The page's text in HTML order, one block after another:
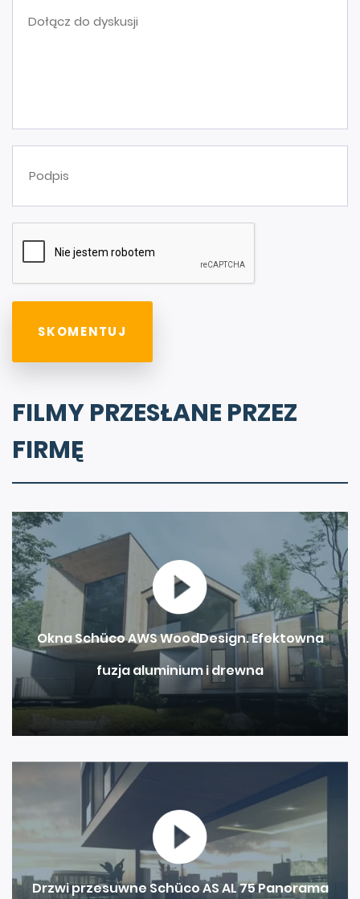
FILMY PRZESŁANE PRZEZ
FIRMĘ
Okna Schüco AWS WoodDesign. Efektowna
fuzja aluminium i drewna
Drzwi przesuwne Schüco AS AL 75 Panorama